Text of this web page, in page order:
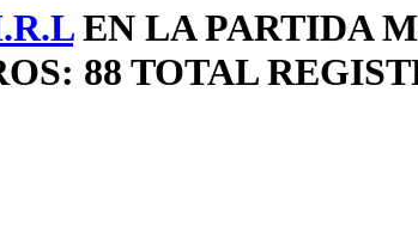
EN LA PARTIDA
88 TOTAL